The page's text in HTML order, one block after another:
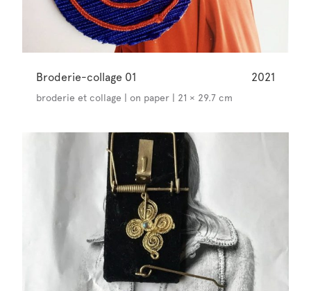
Broderie-collage 01 2021
broderie et collage | on paper | 21 × 29.7 cm